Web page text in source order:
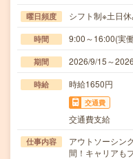
曜日頻度 シフト制※土日休
時間 9:00～16:00(実
期間 2026/9/15～
時給 時給1650円
交通費
交通費支給
仕事内容
アウトソーシン
間！キャリアも